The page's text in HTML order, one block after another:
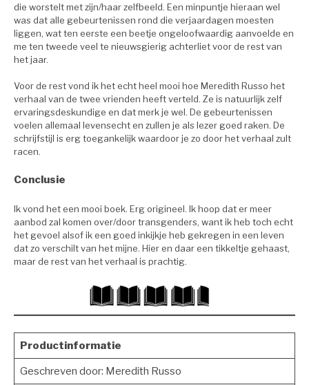
die worstelt met zijn/haar zelfbeeld. Een minpuntje hieraan wel
was dat alle gebeurtenissen rond die verjaardagen moesten
liggen, wat ten eerste een beetje ongeloofwaardig aanvoelde en
me ten tweede veel te nieuwsgierig achterliet voor de rest van
het jaar.
Voor de rest vond ik het echt heel mooi hoe Meredith Russo het
verhaal van de twee vrienden heeft verteld. Ze is natuurlijk zelf
ervaringsdeskundige en dat merk je wel. De gebeurtenissen
voelen allemaal levensecht en zullen je als lezer goed raken. De
schrijfstijl is erg toegankelijk waardoor je zo door het verhaal zult
racen.
Conclusie
Ik vond het een mooi boek. Erg origineel. Ik hoop dat er meer
aanbod zal komen over/door transgenders, want ik heb toch echt
het gevoel alsof ik een goed inkijkje heb gekregen in een leven
dat zo verschilt van het mijne. Hier en daar een tikkeltje gehaast,
maar de rest van het verhaal is prachtig.
Productinformatie
Geschreven door: Meredith Russo